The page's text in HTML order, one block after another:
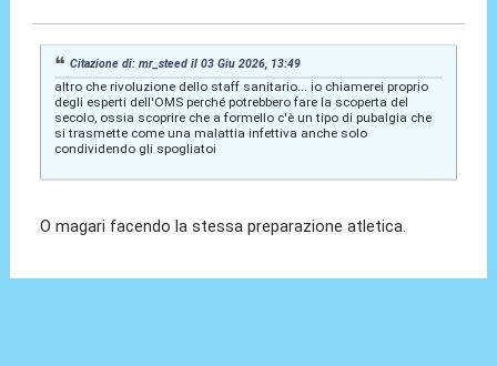
Citazione di: mr_steed il 03 Giu 2026, 13:49
altro che rivoluzione dello staff sanitario... io chiamerei proprio
degli esperti dell'OMS perché potrebbero fare la scoperta del
secolo, ossia scoprire che a formello c'è un tipo di pubalgia che
si trasmette come una malattia infettiva anche solo
condividendo gli spogliatoi
O magari facendo la stessa preparazione atletica.